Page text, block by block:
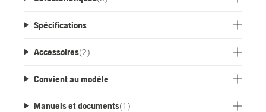
Spécifications
Accessoires(2)
Convient au modèle
Manuels et documents(1 )